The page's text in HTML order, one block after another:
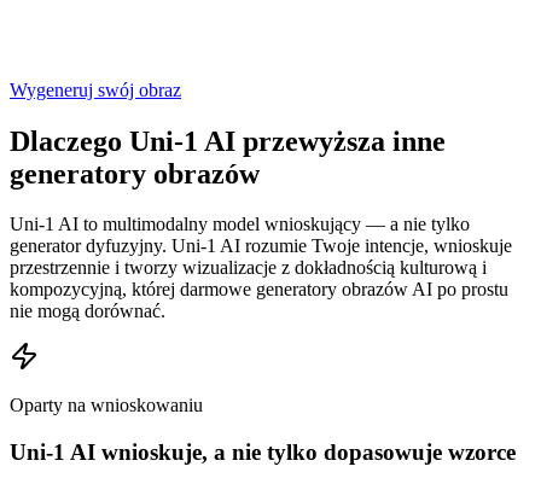
Wygeneruj swój obraz
Dlaczego Uni-1 AI przewyższa inne
generatory obrazów
Uni-1 AI to multimodalny model wnioskujący — a nie tylko
generator dyfuzyjny. Uni-1 AI rozumie Twoje intencje, wnioskuje
przestrzennie i tworzy wizualizacje z dokładnością kulturową i
kompozycyjną, której darmowe generatory obrazów AI po prostu
nie mogą dorównać.
Oparty na wnioskowaniu
Uni-1 AI wnioskuje, a nie tylko dopasowuje wzorce